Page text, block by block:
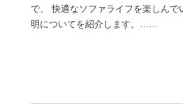
で、 快適なソファライフを楽しんで
明についてを紹介します。……